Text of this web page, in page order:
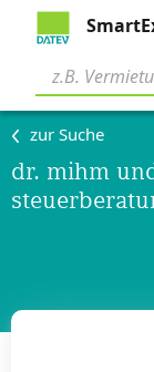
zur Suche
dr. mihm